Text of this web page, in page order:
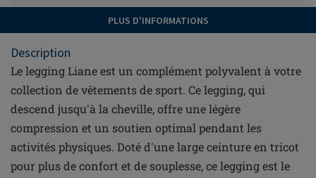
PLUS D'INFORMATIONS
Description
Le legging Liane est un complément polyvalent à votre
collection de vêtements de sport. Ce legging, qui
descend jusqu'à la cheville, offre une légère
compression et un soutien optimal pendant les
activités physiques. Doté d'une large ceinture en tricot
pour plus de confort et de souplesse, ce legging est le